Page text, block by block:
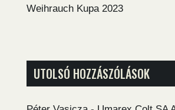
Weihrauch Kupa 2023
UTOLSÓ HOZZÁSZÓLÁSOK